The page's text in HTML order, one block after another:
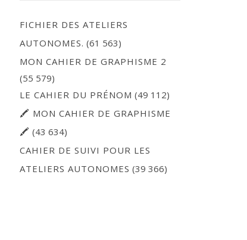
FICHIER DES ATELIERS
AUTONOMES. (61 563)
MON CAHIER DE GRAPHISME 2
(55 579)
LE CAHIER DU PRÉNOM (49 112)
🖍 MON CAHIER DE GRAPHISME
🖍 (43 634)
CAHIER DE SUIVI POUR LES
ATELIERS AUTONOMES (39 366)